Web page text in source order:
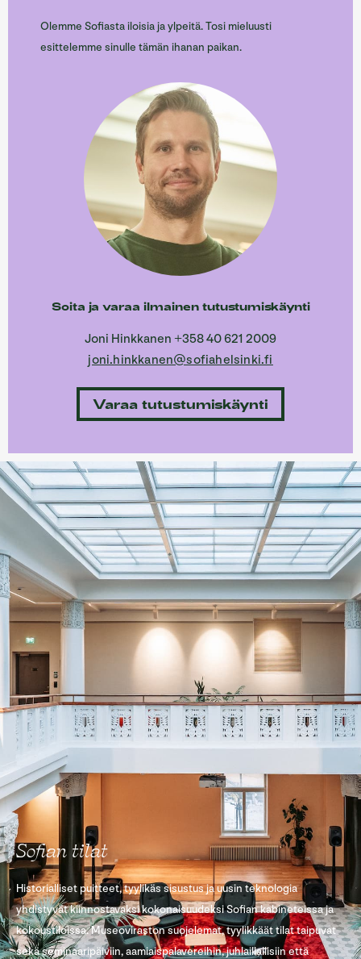
Olemme Sofiasta iloisia ja ylpeitä. Tosi mieluusti
esittelemme sinulle tämän ihanan paikan.
Soita ja varaa ilmainen tutustumiskäynti
Joni Hinkkanen +358 40 621 2009
joni.hinkkanen@sofiahelsinki.fi
Varaa tutustumiskäynti
Sofian tilat
Historialliset puitteet, tyylikäs sisustus ja uusin teknologia
yhdistyvät kiinnostavaksi kokonaisuudeksi Sofian kabineteissa ja
kokoustiloissa. Museoviraston suojelemat, tyylikkäät tilat taipuvat
sekä seminaaripäiviin, aamiaispalavereihin, juhlaillallisiin että